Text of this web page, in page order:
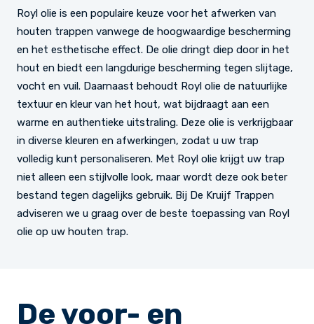
Royl olie is een populaire keuze voor het afwerken van
houten trappen vanwege de hoogwaardige bescherming
en het esthetische effect. De olie dringt diep door in het
hout en biedt een langdurige bescherming tegen slijtage,
vocht en vuil. Daarnaast behoudt Royl olie de natuurlijke
textuur en kleur van het hout, wat bijdraagt aan een
warme en authentieke uitstraling. Deze olie is verkrijgbaar
in diverse kleuren en afwerkingen, zodat u uw trap
volledig kunt personaliseren. Met Royl olie krijgt uw trap
niet alleen een stijlvolle look, maar wordt deze ook beter
bestand tegen dagelijks gebruik. Bij De Kruijf Trappen
adviseren we u graag over de beste toepassing van Royl
olie op uw houten trap.
De voor- en